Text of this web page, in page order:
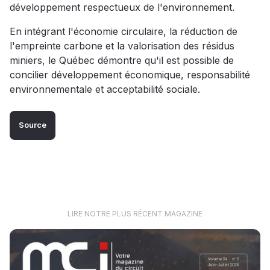
développement respectueux de l'environnement.
En intégrant l'économie circulaire, la réduction de
l'empreinte carbone et la valorisation des résidus
miniers, le Québec démontre qu'il est possible de
concilier développement économique, responsabilité
environnementale et acceptabilité sociale.
Source
LIRE NOTRE PLUS RÉCENT MAGAZINE